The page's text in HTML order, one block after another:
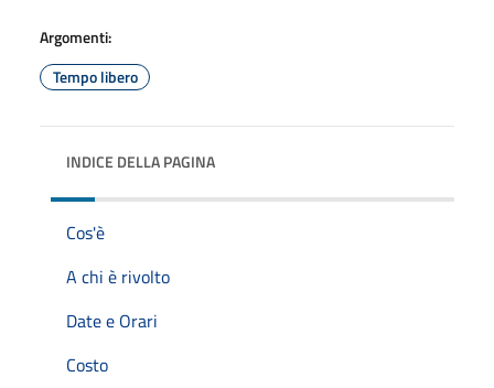
Argomenti:
Tempo libero
INDICE DELLA PAGINA
Cos'è
A chi è rivolto
Date e Orari
Costo